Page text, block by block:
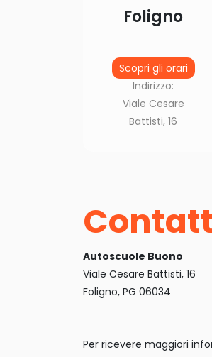
Foligno
Scopri gli orari
Indirizzo:
Viale Cesare
Battisti, 16
Autoscuole Buono
Viale Cesare Battisti, 16
Foligno, PG 06034
Per ricevere maggiori